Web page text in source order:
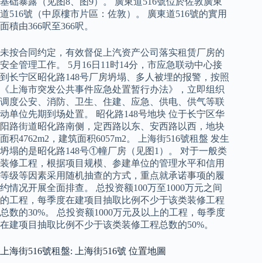
道516號（中原樓市片區：佐敦）。 廣東道516號的實用
面積由366呎至366呎。
未按合同约定，有效督促上汽资产公司落实租赁厂房的
安全管理工作。 5月16日11时14分，市应急联动中心接
到长宁区昭化路148号厂房坍塌、多人被埋的报警，按照
《上海市突发公共事件应急处置暂行办法》，立即组织
调度公安、消防、卫生、住建、应急、供电、供气等联
动单位先期到场处置。 昭化路148号地块 位于长宁区华
阳路街道昭化路南侧，定西路以东、安西路以西，地块
面积4762m2，建筑面积6057m2。 上海街516號租盤 发生
坍塌的是昭化路148号①幢厂房（见图1）。 对于一般类
装修工程，根据项目规模、参建单位的管理水平和信用
等级等因素采用随机抽查的方式，重点就承诺事项的履
约情况开展全面排查。 总投资额100万至1000万元之间
的工程，每季度在建项目抽取比例不少于该类装修工程
总数的30%。 总投资额1000万元及以上的工程，每季度
在建项目抽取比例不少于该类装修工程总数的50%。
上海街516號租盤: 上海街516號 位置地圖